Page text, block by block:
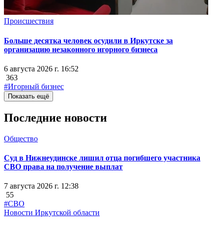
Происшествия
Больше десятка человек осудили в Иркутске за
организацию незаконного игорного бизнеса
6 августа 2026 г. 16:52
363
#Игорный бизнес
Показать ещё
Последние новости
Общество
Суд в Нижнеудинске лишил отца погибшего участника
СВО права на получение выплат
7 августа 2026 г. 12:38
55
#СВО
Новости Иркутской области